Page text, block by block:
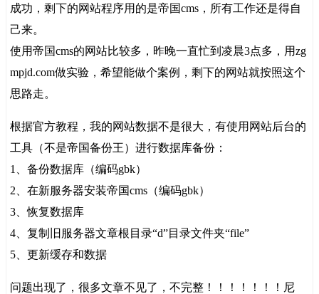
成功，剩下的网站程序用的是帝国cms，所有工作还是得自
己来。
使用帝国cms的网站比较多，昨晚一直忙到凌晨3点多，用zg
mpjd.com做实验，希望能做个案例，剩下的网站就按照这个
思路走。
根据官方教程，我的网站数据不是很大，有使用网站后台的
工具（不是帝国备份王）进行数据库备份：
1、备份数据库（编码gbk）
2、在新服务器安装帝国cms（编码gbk）
3、恢复数据库
4、复制旧服务器文章根目录“d”目录文件夹“file”
5、更新缓存和数据
问题出现了，很多文章不见了，不完整！！！！！！！尼